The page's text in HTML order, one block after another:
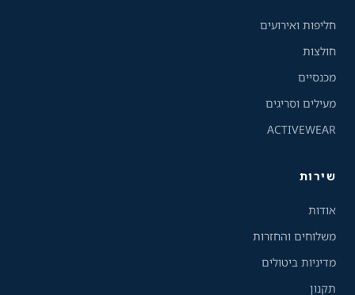
חליפות ואירועים
חולצות
מכנסיים
מעילים וסריגים
ACTIVEWEAR
שירות
אודות
משלוחים והחזרות
מדיניות ביטולים
תקנון
גודל טקסט
מצבי תצוגה